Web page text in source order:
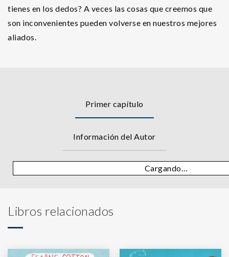
tienes en los dedos? A veces las cosas que creemos que
son inconvenientes pueden volverse en nuestros mejores
aliados.
Primer capítulo
Información del Autor
Cargando…
Libros relacionados